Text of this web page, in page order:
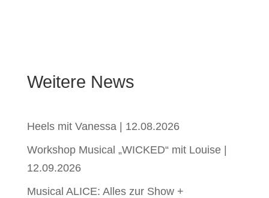
Weitere News
Heels mit Vanessa | 12.08.2026
Workshop Musical „WICKED“ mit Louise |
12.09.2026
Musical ALICE: Alles zur Show +